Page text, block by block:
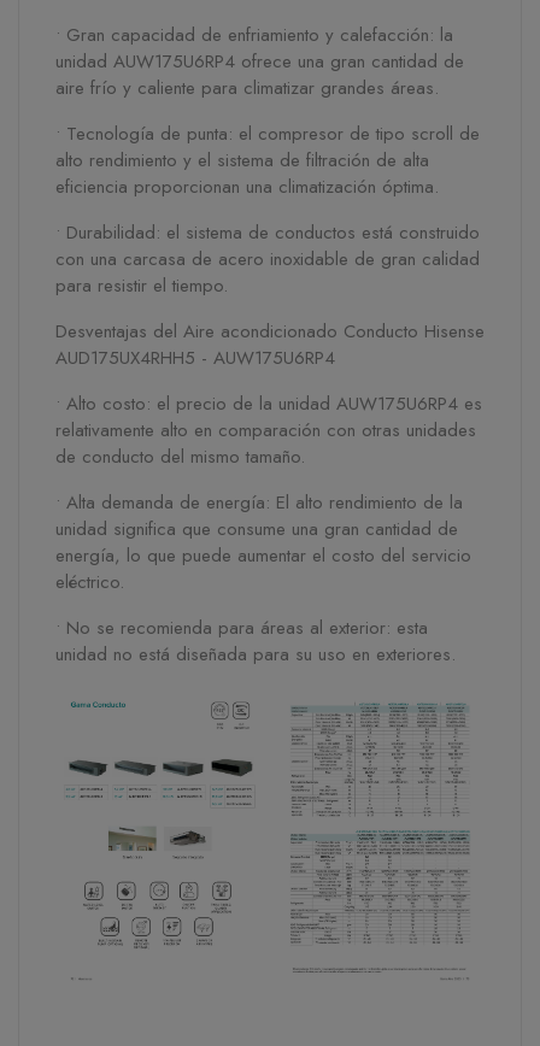
• Gran capacidad de enfriamiento y calefacción: la
unidad AUW175U6RP4 ofrece una gran cantidad de
aire frío y caliente para climatizar grandes áreas.
• Tecnología de punta: el compresor de tipo scroll de
alto rendimiento y el sistema de filtración de alta
eficiencia proporcionan una climatización óptima.
• Durabilidad: el sistema de conductos está construido
con una carcasa de acero inoxidable de gran calidad
para resistir el tiempo.
Desventajas del Aire acondicionado Conducto Hisense
AUD175UX4RHH5 - AUW175U6RP4
• Alto costo: el precio de la unidad AUW175U6RP4 es
relativamente alto en comparación con otras unidades
de conducto del mismo tamaño.
• Alta demanda de energía: El alto rendimiento de la
unidad significa que consume una gran cantidad de
energía, lo que puede aumentar el costo del servicio
eléctrico.
• No se recomienda para áreas al exterior: esta
unidad no está diseñada para su uso en exteriores.